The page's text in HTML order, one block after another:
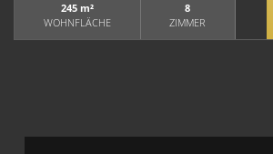
245 m²
WOHNFLÄCHE
8
ZIMMER